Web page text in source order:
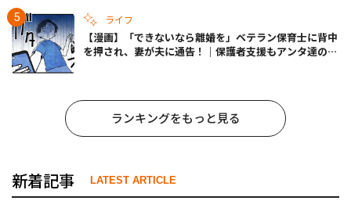
ライフ
【漫画】「できないなら離婚を」ベテラン保育士に背中
を押され、妻が夫に通告！｜保護者支援もアンタ達の仕
ランキングをもっと見る
新着記事 LATEST ARTICLE